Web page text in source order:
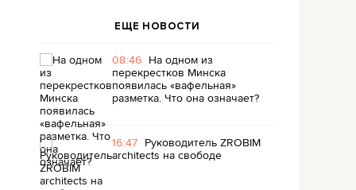
ЕЩЕ НОВОСТИ
08:46 На одном из
перекрестков Минска
появилась «вафельная»
разметка. Что она означает?
16:47 Руководитель ZROBIM
architects на свободе